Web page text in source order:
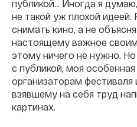
публикой... Иногда я
не такой уж плохой
снимать кино, а не
настоящему важное
этому ничего не нужно. Но
с публикой, моя
организаторам
взявшему на себя труд
картинах.